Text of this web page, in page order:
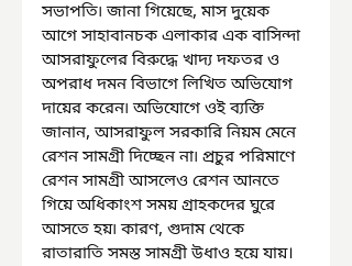
সভাপতি৷ জানা গিয়েছে, মাস দুয়েক
আগে সাহাবানচক এলাকার এক বাসিন্দা
আসরাফুলের বিরুদ্ধে খাদ্য দফতর ও
অপরাধ দমন বিভাগে লিখিত অভিযোগ
দায়ের করেন৷ অভিযোগে ওই ব্যক্তি
জানান, আসরাফুল সরকারি নিয়ম মেনে
রেশন সামগ্রী দিচ্ছেন না৷ প্রচুর পরিমাণে
রেশন সামগ্রী আসলেও রেশন আনতে
গিয়ে অধিকাংশ সময় গ্রাহকদের ঘুরে
আসতে হয়৷ কারণ, গুদাম থেকে
রাতারাতি সমস্ত সামগ্রী উধাও হয়ে যায়।